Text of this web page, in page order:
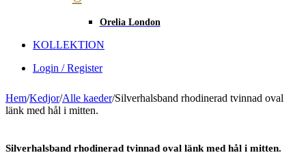
Orelia London
KOLLEKTION
Login / Register
Hem/Kedjor/Alle kaeder/Silverhalsband rhodinerad tvinnad oval
länk med hål i mitten.
Silverhalsband rhodinerad tvinnad oval länk med hål i mitten.